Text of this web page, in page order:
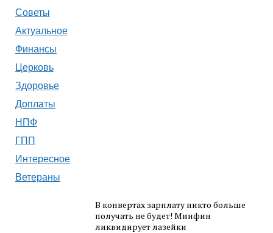
Советы
Актуальное
Финансы
Церковь
Здоровье
Доплаты
НПФ
ГПП
Интересное
Ветераны
В конвертах зарплату никто больше
получать не будет! Минфин
ликвидирует лазейки